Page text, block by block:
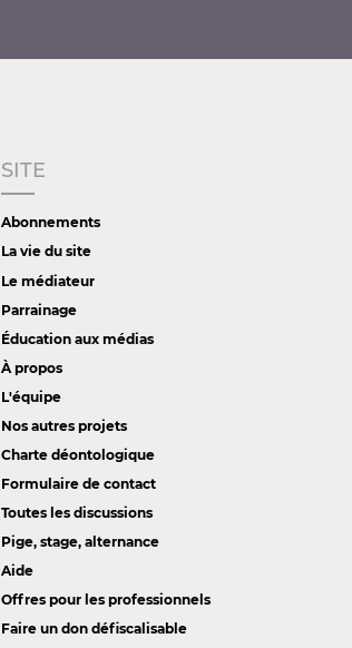
SITE
Abonnements
La vie du site
Le médiateur
Parrainage
Éducation aux médias
À propos
L'équipe
Nos autres projets
Charte déontologique
Formulaire de contact
Toutes les discussions
Pige, stage, alternance
Aide
Offres pour les professionnels
Faire un don défiscalisable